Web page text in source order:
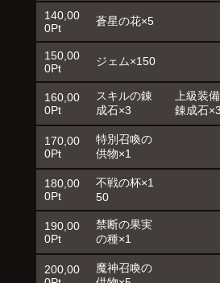
140,00
0Pt
蒼星の花×5
150,00
0Pt
ジェム×150
160,00
0Pt
スキルの錬
成石×3
上級装
錬成石×3
170,00
0Pt
特別召喚の
供物×1
180,00
0Pt
不戦の杯×1
50
190,00
0Pt
禁断の果実
の種×1
200,00
魔神召喚の